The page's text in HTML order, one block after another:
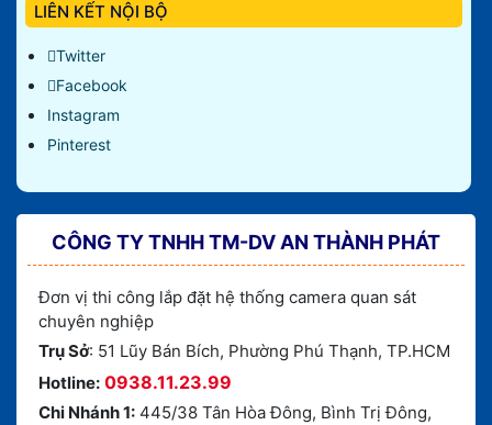
LIÊN KẾT NỘI BỘ
Twitter
Facebook
Instagram
Pinterest
CÔNG TY TNHH TM-DV AN THÀNH PHÁT
Đơn vị thi công lắp đặt hệ thống camera quan sát
chuyên nghiệp
Trụ Sở: 51 Lũy Bán Bích, Phường Phú Thạnh, TP.HCM
Hotline: 0938.11.23.99
Chi Nhánh 1: 445/38 Tân Hòa Đông, Bình Trị Đông,